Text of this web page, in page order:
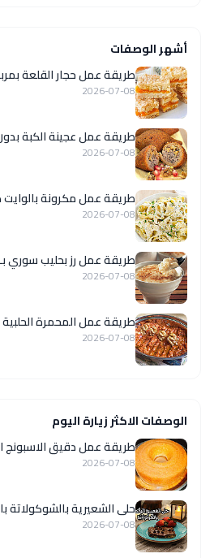
أشهر الوصفات
طريقة عمل حجار القلعة
2026-07-08
طريقة عمل عجينة الكبة
2026-07-08
طريقة عمل مكرونة
2026-07-08
طريقة عمل رز بحليب سوري بـ 5
2026-07-08
طريقة عمل المحمرة الحلبية
2026-07-08
الوصفات الاكثر زيارة اليوم
طريقة عمل دقيق الاسبونج
2026-07-08
حلى الشعيرية بالشوكولاتة
2026-07-08